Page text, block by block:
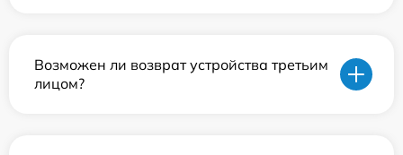
Возможен ли возврат устройства третьим
лицом?